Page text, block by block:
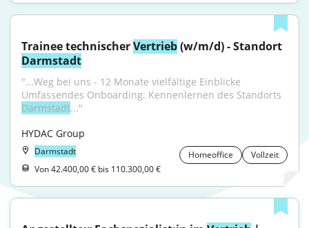
Trainee technischer Vertrieb
Darmstadt
"...Weg bei uns - 12 Monate vielfältige Einblicke
Darmstadt..."
HYDAC Group
Darmstadt Homeoffice
Vollzeit
Von 42.400,00 € bis 110.300,00 €